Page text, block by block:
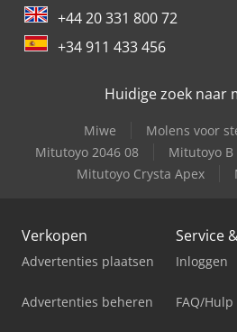
+44 20 331 800 72
+34 911 433 456
Huidige zoek naar
Miwe
Molens voor
Mitutoyo 2046 08
Mitutoyo B
Mitutoyo Crysta Apex
Verkopen
Advertenties plaatsen
Advertenties beheren
Service
Inloggen
FAQ/Hulp